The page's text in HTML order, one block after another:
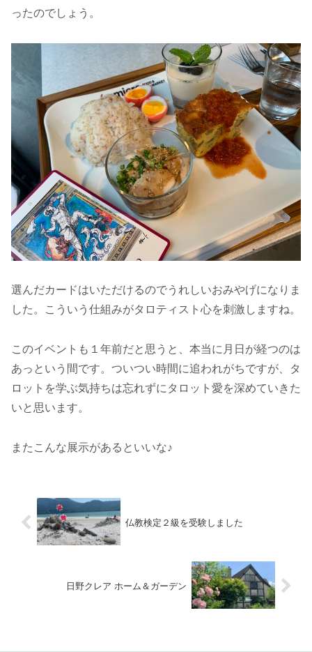
ったのでしょう。
選んだカードはいただけるのでうれしいおみやげになりま
した。こういう仕組みがタロティスト心を刺激しますね。
このイベントも１年前だと思うと、本当に月日が経つのは
あっという間です。ついつい時間に追われがちですが、タ
ロットを学ぶ気持ちは忘れずにタロット愛を深めていきた
いと思います。
またこんな展示があるといいな♪
仏教検定２級を受験しました
日野クレア ホーム＆ガーデン